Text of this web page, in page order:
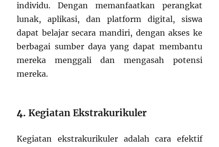
individu. Dengan memanfaatkan perangkat
lunak, aplikasi, dan platform digital, siswa
dapat belajar secara mandiri, dengan akses ke
berbagai sumber daya yang dapat membantu
mereka menggali dan mengasah potensi
mereka.
4.Kegiatan Ekstrakurikuler
Kegiatan ekstrakurikuler adalah cara efektif